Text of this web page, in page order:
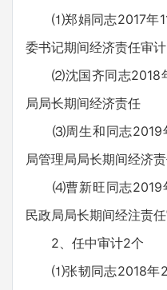
⑴郑娟同志2017年11
委书记期间经济责任审
⑵沈国齐同志2018年
局局长期间经济责任
⑶周生和同志2019
局管理局局长期间经济
⑷曹新旺同志2019
民政局局长期间经注责
2、任中审计2个
⑴张韧同志2018年2